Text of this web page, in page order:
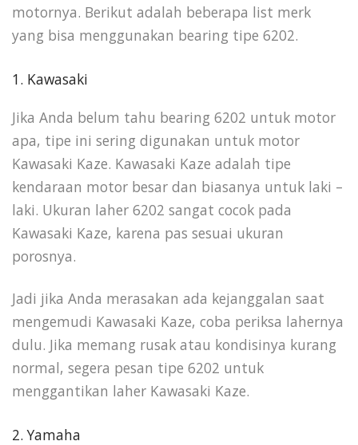
motornya. Berikut adalah beberapa list merk
yang bisa menggunakan bearing tipe 6202.
1. Kawasaki
Jika Anda belum tahu bearing 6202 untuk motor
apa, tipe ini sering digunakan untuk motor
Kawasaki Kaze. Kawasaki Kaze adalah tipe
kendaraan motor besar dan biasanya untuk laki –
laki. Ukuran laher 6202 sangat cocok pada
Kawasaki Kaze, karena pas sesuai ukuran
porosnya.
Jadi jika Anda merasakan ada kejanggalan saat
mengemudi Kawasaki Kaze, coba periksa lahernya
dulu. Jika memang rusak atau kondisinya kurang
normal, segera pesan tipe 6202 untuk
menggantikan laher Kawasaki Kaze.
2. Yamaha